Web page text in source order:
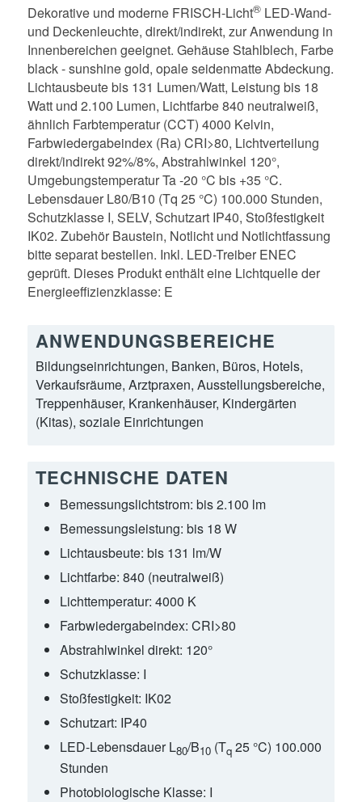
Dekorative und moderne FRISCH-Licht®LED-Wand-
und Deckenleuchte, direkt/indirekt, zur Anwendung in
Innenbereichen geeignet. Gehäuse Stahlblech, Farbe
black - sunshine gold, opale seidenmatte Abdeckung.
Lichtausbeute bis 131 Lumen/Watt, Leistung bis 18
Watt und 2.100 Lumen, Lichtfarbe 840 neutralweiß,
ähnlich Farbtemperatur (CCT) 4000 Kelvin,
Farbwiedergabeindex (Ra) CRI>80, Lichtverteilung
direkt/indirekt 92%/8%, Abstrahlwinkel 120°,
Umgebungstemperatur Ta -20 °C bis +35 °C.
Lebensdauer L80/B10 (Tq 25 °C) 100.000 Stunden,
Schutzklasse I, SELV, Schutzart IP40, Stoßfestigkeit
IK02. Zubehör Baustein, Notlicht und Notlichtfassung
bitte separat bestellen. Inkl. LED-Treiber ENEC
geprüft. Dieses Produkt enthält eine Lichtquelle der
Energieeffizienzklasse: E
ANWENDUNGSBEREICHE
Bildungseinrichtungen, Banken, Büros, Hotels,
Verkaufsräume, Arztpraxen, Ausstellungsbereiche,
Treppenhäuser, Krankenhäuser, Kindergärten
(Kitas), soziale Einrichtungen
TECHNISCHE DATEN
Bemessungslichtstrom: bis 2.100 lm
Bemessungsleistung: bis 18 W
Lichtausbeute: bis 131 lm/W
Lichtfarbe: 840 (neutralweiß)
Lichttemperatur: 4000 K
Farbwiedergabeindex: CRI>80
Abstrahlwinkel direkt: 120°
Schutzklasse: I
Stoßfestigkeit: IK02
Schutzart: IP40
LED-Lebensdauer L80/B10(Tq25 °C) 100.000
Stunden
Photobiologische Klasse: I